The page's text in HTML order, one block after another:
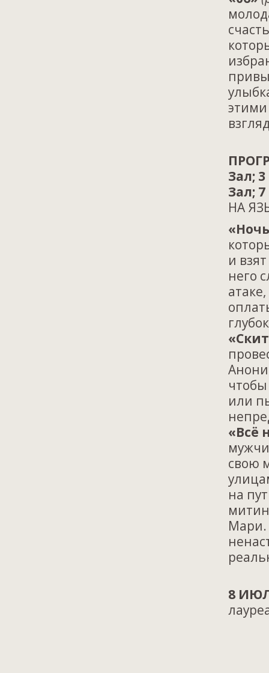
Зал;
Зал;
НА
и
него
или
«Всё
свою
на
Мари.
8